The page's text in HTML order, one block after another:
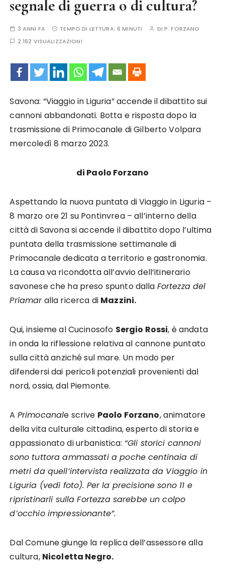
segnale di guerra o di cultura?
3 ANNI FA TEMPO DI LETTURA:6 MINUTI DI P. FORZANO
2.162 VISUALIZZAZIONI
Savona: “Viaggio in Liguria” accende il dibattito sui
cannoni abbandonati. Botta e risposta dopo la
trasmissione di Primocanale di Gilberto Volpara
mercoledì 8 marzo 2023.
di Paolo Forzano
Aspettando la nuova puntata di Viaggio in Liguria –
8 marzo ore 21 su Pontinvrea – all’interno della
città di Savona si accende il dibattito dopo l’ultima
puntata della trasmissione settimanale di
Primocanale dedicata a territorio e gastronomia.
La causa va ricondotta all’avvio dell’itinerario
savonese che ha preso spunto dalla Fortezza del
Priamaralla ricerca di Mazzini.
Qui, insieme al Cucinosofo Sergio Rossi, è andata
in onda la riflessione relativa al cannone puntato
sulla città anziché sul mare. Un modo per
difendersi dai pericoli potenziali provenienti dal
nord, ossia, dal Piemonte.
A Primocanale scrive Paolo Forzano, animatore
della vita culturale cittadina, esperto di storia e
appassionato di urbanistica: “Gli storici cannoni
sono tuttora ammassati a poche centinaia di
metri da quell’intervista realizzata da Viaggio in
Liguria (vedi foto). Per la precisione sono 11 e
ripristinarli sulla Fortezza sarebbe un colpo
d’occhio impressionante”.
Dal Comune giunge la replica dell’assessore alla
cultura, Nicoletta Negro.